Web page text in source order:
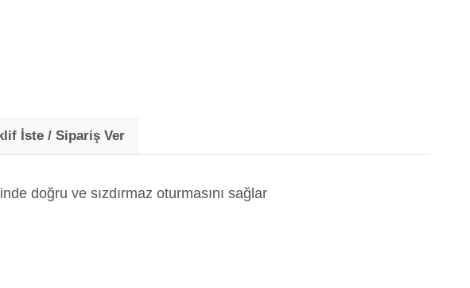
İste / Sipariş Ver
doğru ve sızdırmaz oturmasını sağlar